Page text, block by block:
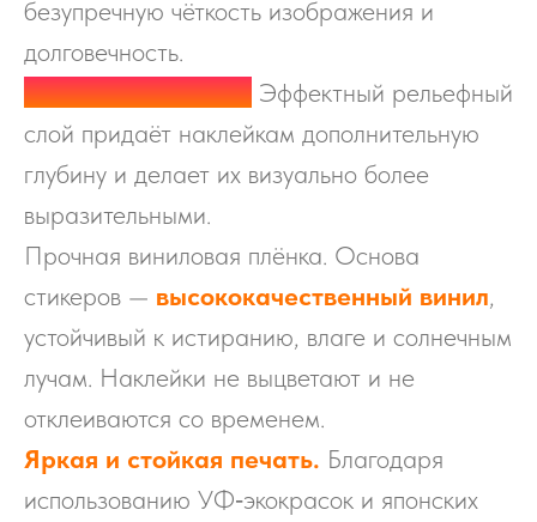
безупречную чёткость изображения и
долговечность.
Объёмный 3D‑лак. Эффектный рельефный
слой придаёт наклейкам дополнительную
глубину и делает их визуально более
выразительными.
Прочная виниловая плёнка. Основа
стикеров — высококачественный винил,
устойчивый к истиранию, влаге и солнечным
лучам. Наклейки не выцветают и не
отклеиваются со временем.
Яркая и стойкая печать. Благодаря
использованию УФ‑экокрасок и японских